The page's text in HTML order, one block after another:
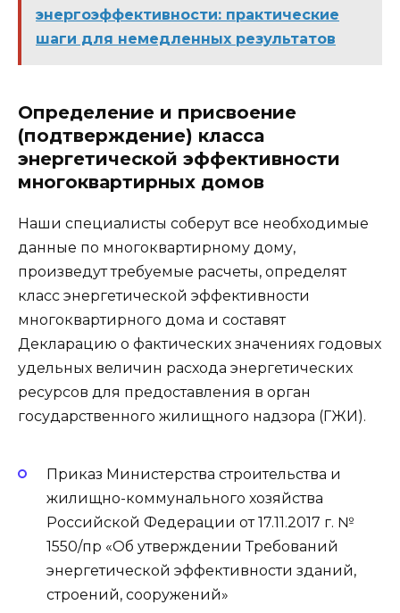
энергоэффективности: практические
шаги для немедленных результатов
Определение и присвоение
(подтверждение) класса
энергетической эффективности
многоквартирных домов
Наши специалисты соберут все необходимые
данные по многоквартирному дому,
произведут требуемые расчеты, определят
класс энергетической эффективности
многоквартирного дома и составят
Декларацию о фактических значениях годовых
удельных величин расхода энергетических
ресурсов для предоставления в орган
государственного жилищного надзора (ГЖИ).
Приказ Министерства строительства и
жилищно-коммунального хозяйства
Российской Федерации от 17.11.2017 г. №
1550/пр «Об утверждении Требований
энергетической эффективности зданий,
строений, сооружений»